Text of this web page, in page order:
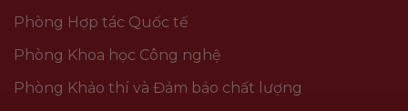
Phòng Hợp tác Quốc tế
Phòng Khoa học Công nghệ
Phòng Khảo thí và Đảm bảo chất lượng